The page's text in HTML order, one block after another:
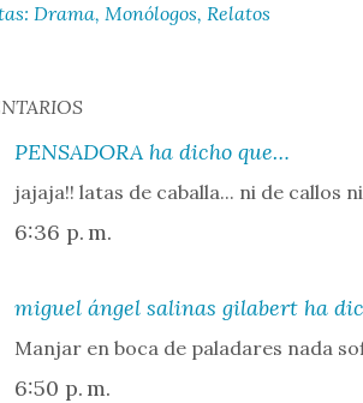
Drama Monólogos Relatos
PENSADORAha dicho que…
jajaja!! latas de caballa... ni de callos
6:36 p. m.
miguel ángel salinas gilabertha
Manjar en boca de paladares nada
6:50 p. m.